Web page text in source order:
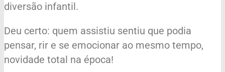
diversão infantil.
Deu certo: quem assistiu sentiu que podia
pensar, rir e se emocionar ao mesmo tempo,
novidade total na época!